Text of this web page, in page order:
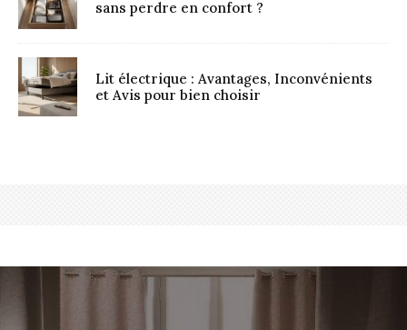
sans perdre en confort ?
Lit électrique : Avantages, Inconvénients
et Avis pour bien choisir